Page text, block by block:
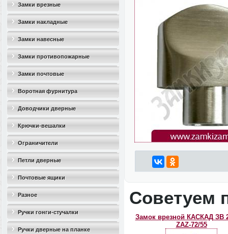
Замки врезные
Замки накладные
Замки навесные
Замки противопожарные
Замки почтовые
Воротная фурнитура
Доводчики дверные
Крючки-вешалки
Ограничители
дверные(стопоры)
Петли дверные
Почтовые ящики
Разное
Ручки гонги-стучалки
Ручки дверные на планке
Советуем
Замок врезной КАСКАД ЗВ
ZAZ-72/55